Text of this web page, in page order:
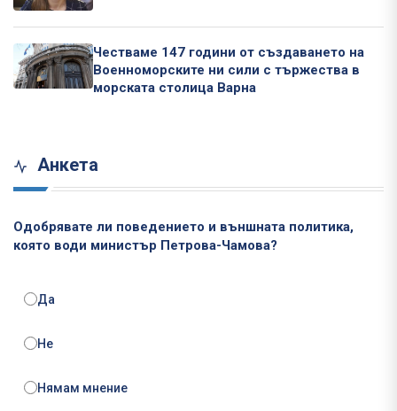
Честваме 147 години от създаването на
Военноморските ни сили с тържества в
морската столица Варна
Анкета
Одобрявате ли поведението и външната политика,
която води министър Петрова-Чамова?
Да
Не
Нямам мнение